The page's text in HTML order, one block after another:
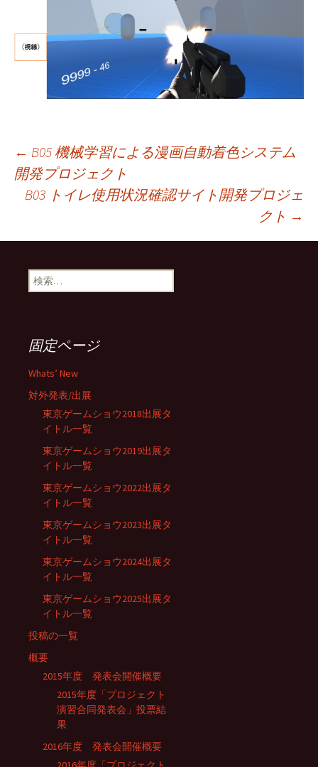
投
稿
ナ
ビ
ゲ
ー
← B05 機械学習による漫画自動着色システム
開発プロジェクト
B03 トイレ使用状況確認サイト開発プロジェ
クト →
検
索:
固定ページ
Whats’ New
対外発表/出展
東京ゲームショウ2018出展タ
イトル一覧
東京ゲームショウ2019出展タ
イトル一覧
東京ゲームショウ2022出展タ
イトル一覧
東京ゲームショウ2023出展タ
イトル一覧
東京ゲームショウ2024出展タ
イトル一覧
東京ゲームショウ2025出展タ
イトル一覧
投稿の一覧
概要
2015年度 発表会開催概要
2015年度「プロジェクト
演習合同発表会」投票結
果
2016年度 発表会開催概要